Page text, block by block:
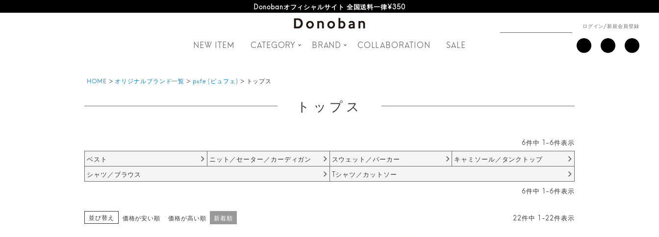
オフィシャルサイト新規会員登録特典 500ポイントプレゼント
ログイン/新規会員登録
NEW ITEM CATEGORY BRAND COLLABORATION SALE
HOME オリジナルブランド一覧 pufe (ピュフェ) トップス
トップス
6件中 1 -6件表示
ベスト
ニット／セーター／カーディガン スウェット／パーカー
キャミソール／タンクトップ
シャツ／ブラウス
Tシャツ／カットソー
6件中 1 -6件表示
並び替え 価格が安い順 価格が高い順 新着順 22件中 1 -22件表示